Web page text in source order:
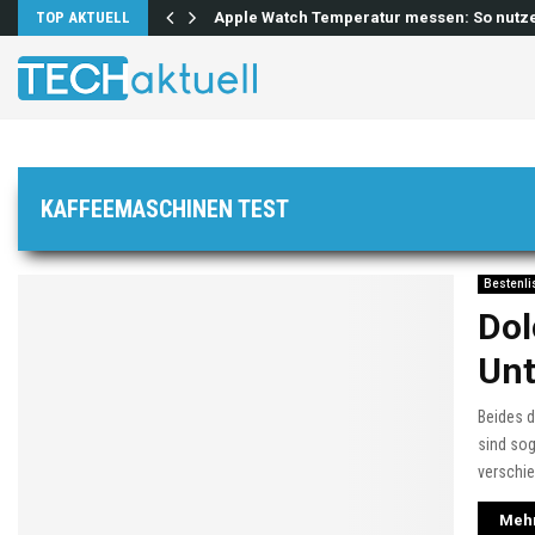
TOP AKTUELL Apple Watch Temperatur messen: So
KAFFEEMASCHINEN TEST
Beides
sind